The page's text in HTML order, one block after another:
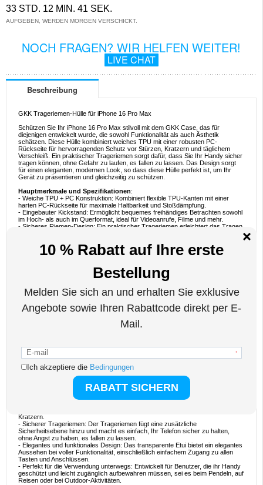
33 STD. 12 MIN. 41 SEK.
AUFGEBEN, WERDEN MORGEN VERSCHICKT.
NOCH FRAGEN? WIR HELFEN WEITER!
LIVE CHAT
Beschreibung
GKK Trageriemen-Hülle für iPhone 16 Pro Max
Schützen Sie Ihr iPhone 16 Pro Max stilvoll mit dem GKK Case, das für
diejenigen entwickelt wurde, die sowohl Funktionalität als auch Ästhetik
schätzen. Diese Hülle kombiniert weiches TPU mit einer robusten PC-
Rückseite für hervorragenden Schutz vor Stürzen, Kratzern und täglichem
Verschleiß. Ein praktischer Trageriemen sorgt dafür, dass Sie Ihr Handy sicher
tragen können, ohne Gefahr zu laufen, es fallen zu lassen. Das Design sorgt
für einen eleganten, modernen Look, so dass diese Hülle perfekt ist, um Ihr
Gerät zu präsentieren und gleichzeitig zu schützen.
Hauptmerkmale und Spezifikationen:
- Weiche TPU + PC Konstruktion: Kombiniert flexible TPU-Kanten mit einer
harten PC-Rückseite für maximale Haltbarkeit und Stoßdämpfung.
- Eingebauter Kickstand: Ermöglicht bequemes freihändiges Betrachten sowohl
im Hoch- als auch im Querformat, ideal für Videoanrufe, Filme und mehr.
- Sicheres Riemen-Design: Ein praktischer Trageriemen erleichtert das Tragen
- Transparente Oberfläche: Das schlanke, halbtransparente Design bietet
einen eleganten Look und lässt die natürliche Schönheit Ihres iPhone 16 Pro
- Präzise Ausschnitte: Ermöglicht den einfachen Zugang zu allen Anschlüssen,
Tasten und Funktionen, einschließlich Kameras, Lautsprechern und dem
Ideale Verwendungsbeispiele:
- Tägliches Pendeln: Verwenden Sie den Trageriemen, um Ihr Telefon sicher zu
tragen, während Sie sich durch belebte Straßen bewegen, um bei Bedarf
- Freihändiges Betrachten: Stützen Sie Ihr Handy mit dem Ständer bei
Workouts, Outdoor-Abenteuern und anderen aktiven Aktivitäten.
- Arbeit und Freizeit: Wechseln Sie mühelos zwischen beruflichen und privaten
Umgebungen mit einer Tasche, die Stil und Funktionalität vereint.
- Präsentieren Sie Ihr Telefon: Durch die transparente Oberfläche können Sie
das elegante Design Ihres iPhone 16 Pro Max zur Geltung bringen und ihm
einen modernen Touch verleihen.
Gründe zum Kauf:
Kratzern.
- Sicherer Trageriemen: Der Trageriemen fügt eine zusätzliche
Sicherheitsebene hinzu und macht es einfach, Ihr Telefon sicher zu halten,
ohne Angst zu haben, es fallen zu lassen.
- Elegantes und funktionales Design: Das transparente Etui bietet ein elegantes
Aussehen bei voller Funktionalität, einschließlich einfachem Zugang zu allen
Tasten und Anschlüssen.
- Perfekt für die Verwendung unterwegs: Entwickelt für Benutzer, die ihr Handy
geschützt und leicht zugänglich aufbewahren müssen, sei es beim Pendeln, auf
Reisen oder bei Outdoor-Aktivitäten.